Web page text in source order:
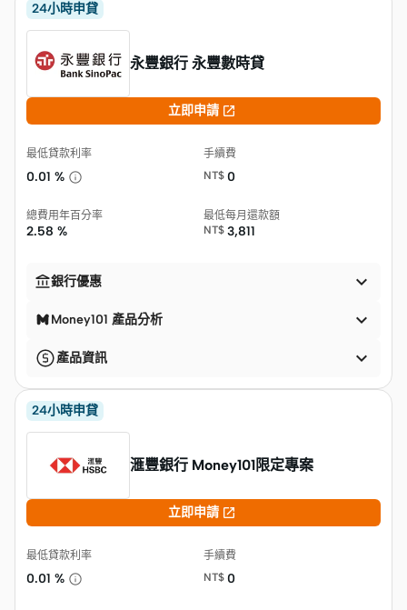
24小時申貸
永豐銀行 永豐數時貸
立即申請 
最低貸款利率
0.01 %
手續費
NT$ 0
總費用年百分率
2.58 %
最低每月還款額
NT$ 3,811
銀行優惠 
Money101 產品分析 
產品資訊 
24小時申貸
滙豐銀行 Money101限定專案
立即申請 
最低貸款利率
0.01 %
手續費
NT$ 0